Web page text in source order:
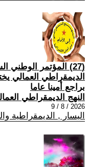
(27) المؤتمر
الديمقراطي العمالي
براجع أمينا عاما
النهج الديمقراطي
2026 / 8 / 9
اليسار , الديمقراطية